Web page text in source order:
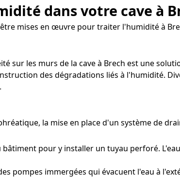
dans votre cave à
mises en œuvre pour traiter l'humidité à
sur les murs de la cave à Brech est une
des dégradations liés à l'humidité.
la mise en place d'un système de
pour y installer un tuyau perforé.
pompes immergées qui évacuent l'eau à